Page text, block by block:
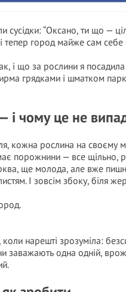
сусідки: “Оксано, ти що —
тепер город майже сам
і що за рослини я
грядками і шматком
і чому це не
кожна рослина на своєму
порожнини — все щільно,
ще молода, але вже
І зовсім збоку, біля
нарешті зрозуміла:
заважають одна одній,